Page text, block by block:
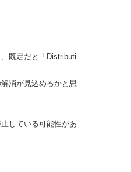
既定だと「Distributi
消が見込めるかと思
している可能性があ